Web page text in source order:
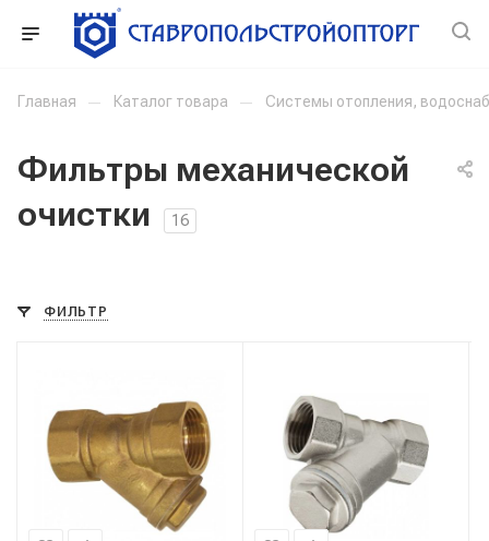
Главная — Каталог товара — Системы отопления,
Фильтры механической
очистки
16
ФИЛЬТР